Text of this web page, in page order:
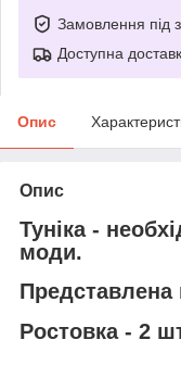
Замовлення під
Доступна
Опис
Опис
Туніка -
моди.
Представлена
Ростовка - 2